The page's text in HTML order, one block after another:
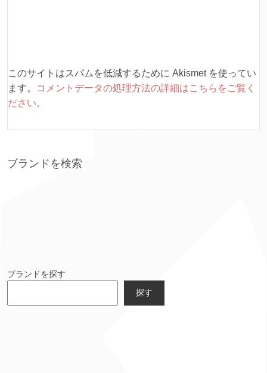
このサイトはスパムを低減するために Akismet を使ってい
ます。
コメントデータの処理方法の詳細はこちらをご覧く
ださい。
ブランドを検索
ブランドを探す
探す